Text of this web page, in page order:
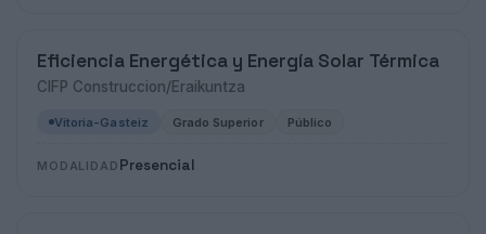
Eficiencia Energética y Energía Solar Térmica
CIFP Construccion/Eraikuntza
Vitoria-Gasteiz Grado Superior Público
MODALIDAD Presencial